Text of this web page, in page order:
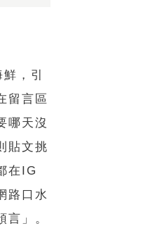
，引
留言區
哪天沒
貼文挑
在IG
路口水
」。